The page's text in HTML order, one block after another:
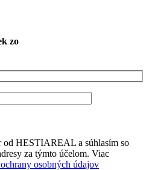
zo
od HESTIAREAL a súhlasím so
za týmto účelom. Viac
osobných údajov